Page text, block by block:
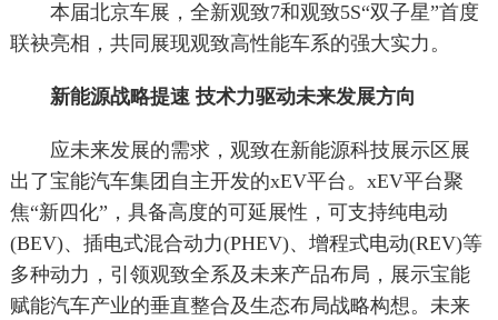
本届北京车展，全新观致7和观致5S“双子星”首度
联袂亮相，共同展现观致高性能车系的强大实力。
新能源战略提速 技术力驱动未来发展方向
应未来发展的需求，观致在新能源科技展示区展
出了宝能汽车集团自主开发的xEV平台。xEV平台聚
焦“新四化”，具备高度的可延展性，可支持纯电动
(BEV)、插电式混合动力(PHEV)、增程式电动(REV)等
多种动力，引领观致全系及未来产品布局，展示宝能
赋能汽车产业的垂直整合及生态布局战略构想。未来